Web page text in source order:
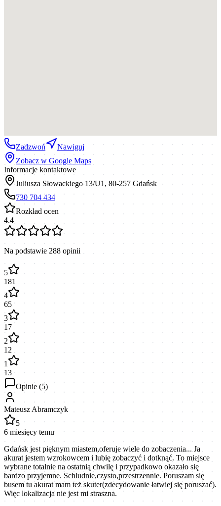
Zadzwoń
Nawiguj
Zobacz w Google Maps
Informacje kontaktowe
Juliusza Słowackiego 13/U1, 80-257 Gdańsk
730 704 434
Rozkład ocen
4.4
Na podstawie 288 opinii
5
181
4
65
3
17
2
12
1
13
Opinie (5)
Mateusz Abramczyk
5
6 miesięcy temu
Gdańsk jest pięknym miastem,oferuje wiele do zobaczenia... Ja
akurat jestem wzrokowcem i lubię zobaczyć i dotknąć. To miejsce
wybrane totalnie na ostatnią chwilę i przypadkowo okazało się
bardzo przyjemne. Schludnie,czysto,przestrzennie. Poruszam się
busem tu akurat mam też skuter(zdecydowanie łatwiej się poruszać).
Więc lokalizacja nie jest mi straszna.